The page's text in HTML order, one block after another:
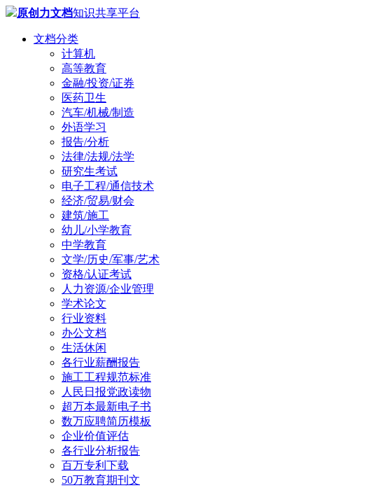
原创力文档知识共享平台
文档分类
计算机
高等教育
金融/投资/证券
医药卫生
汽车/机械/制造
外语学习
报告/分析
法律/法规/法学
研究生考试
电子工程/通信技术
经济/贸易/财会
建筑/施工
幼儿/小学教育
中学教育
文学/历史/军事/艺术
资格/认证考试
人力资源/企业管理
学术论文
行业资料
办公文档
生活休闲
各行业薪酬报告
施工工程规范标准
人民日报党政读物
超万本最新电子书
数万应聘简历模板
企业价值评估
各行业分析报告
百万专利下载
50万教育期刊文